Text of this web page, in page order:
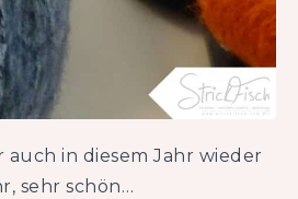
auch in diesem Jahr wieder
sehr schön…